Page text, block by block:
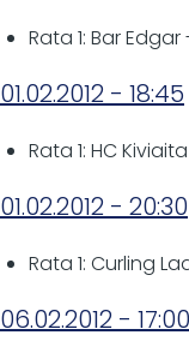
Rata 1: Bar
01.02.2012 - 18:45
Rata 1: HC
01.02.2012 - 20:30
Rata 1: Curling
06.02.2012 - 17:00